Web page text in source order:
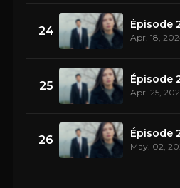
24 Épisode
Apr. 18,
25 Épisode
Apr. 25,
26 Épisode
May. 02,